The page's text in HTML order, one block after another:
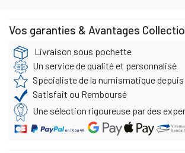
Vos garanties & Avantages
Livraison sous pochette
Un service de qualité et personnalisé
Spécialiste de la numismatique
Satisfait ou Remboursé
Une sélection rigoureuse par des